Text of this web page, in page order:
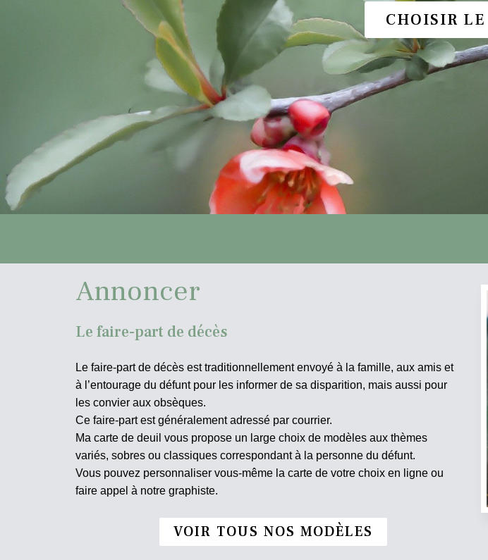
CHOISIR
Annoncer
Le faire-part de décès
Le faire-part de décès est traditionnellement envoyé à la famille, aux amis et
à l’entourage du défunt pour les informer de sa disparition, mais aussi pour
les convier aux obsèques.
Ce faire-part est généralement adressé par courrier.
Ma carte de deuil vous propose un large choix de modèles aux thèmes
variés, sobres ou classiques correspondant à la personne du défunt.
Vous pouvez personnaliser vous-même la carte de votre choix en ligne ou
faire appel à notre graphiste.
VOIR TOUS NOS MODÈLES